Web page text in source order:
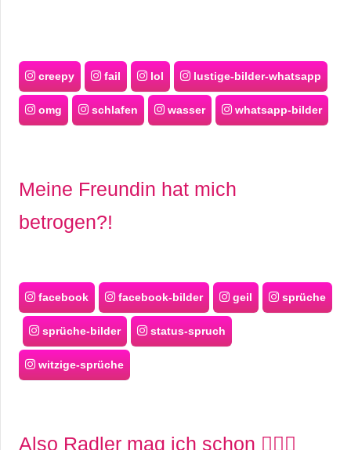
creepy fail lol lustige-bilder-whatsapp
omg schlafen wasser whatsapp-bilder
Meine Freundin hat mich
betrogen?!
facebook facebook-bilder geil sprüche
sprüche-bilder status-spruch
witzige-sprüche
Also Radler mag ich schon 🧝🏻‍♂️